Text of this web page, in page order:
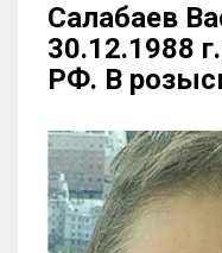
Салабаев
30.12.1988
РФ. В